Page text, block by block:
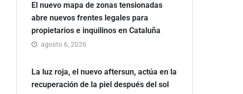
El nuevo mapa de zonas tensionadas
abre nuevos frentes legales para
propietarios e inquilinos en Cataluña
agosto 6, 2026
La luz roja, el nuevo aftersun, actúa en la
recuperación de la piel después del sol